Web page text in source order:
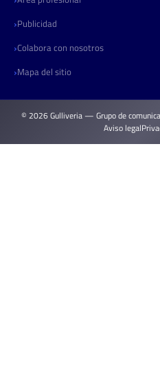
Publicidad
Colabora con nosotros
Mapa del sitio
© 2026 Gulliveria — Grupo de
Aviso legal